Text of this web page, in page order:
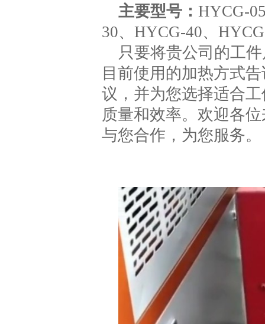
主要型号： HYCG-
30、HYCG-40、
只要将贵公司的工
目前使用的加热方式
议，并为您选择适合
质量和效率。欢迎各
与您合作，为您服务。